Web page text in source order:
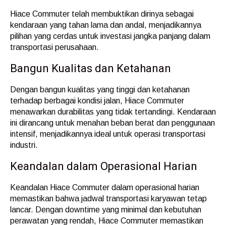
Hiace Commuter telah membuktikan dirinya sebagai
kendaraan yang tahan lama dan andal, menjadikannya
pilihan yang cerdas untuk investasi jangka panjang dalam
transportasi perusahaan.
Bangun Kualitas dan Ketahanan
Dengan bangun kualitas yang tinggi dan ketahanan
terhadap berbagai kondisi jalan, Hiace Commuter
menawarkan durabilitas yang tidak tertandingi. Kendaraan
ini dirancang untuk menahan beban berat dan penggunaan
intensif, menjadikannya ideal untuk operasi transportasi
industri.
Keandalan dalam Operasional Harian
Keandalan Hiace Commuter dalam operasional harian
memastikan bahwa jadwal transportasi karyawan tetap
lancar. Dengan downtime yang minimal dan kebutuhan
perawatan yang rendah, Hiace Commuter memastikan